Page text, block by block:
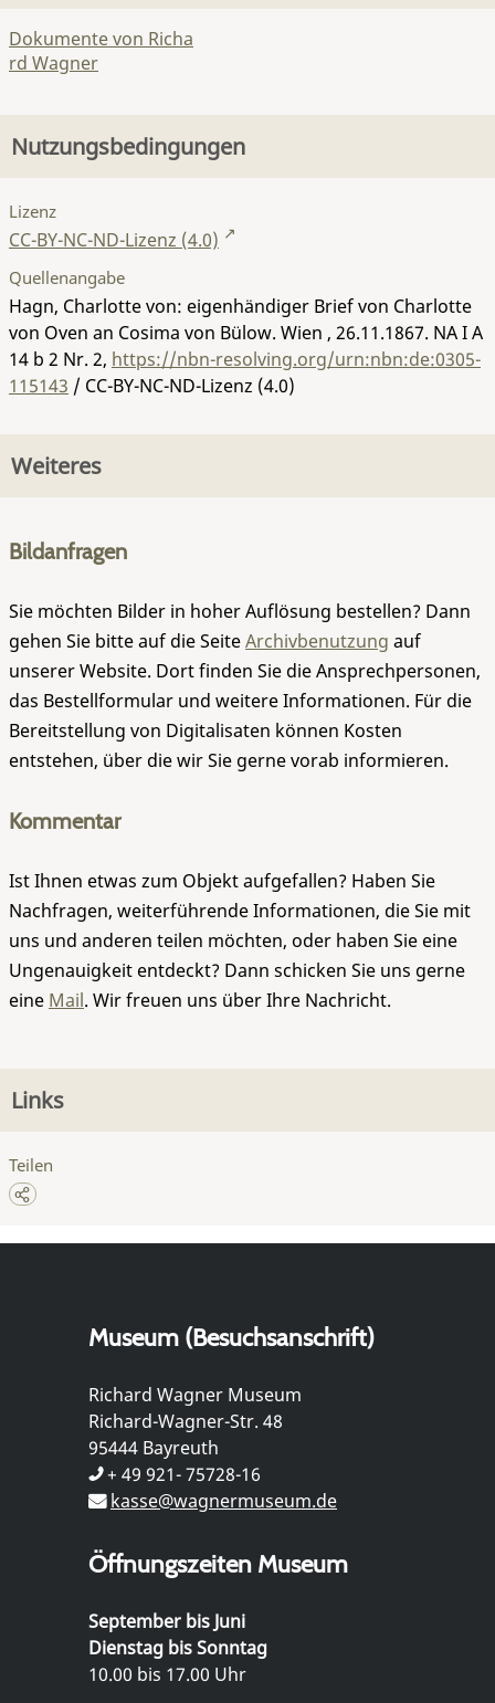
Dokumente von Richa
rd Wagner
Nutzungsbedingungen
Lizenz
CC-BY-NC-ND-Lizenz (4.0)
Quellenangabe
Hagn, Charlotte von: eigenhändiger Brief von Charlotte
von Oven an Cosima von Bülow. Wien , 26.11.1867. NA I A
14 b 2 Nr. 2, https://nbn-resolving.org/urn:nbn:de:0305-
115143 / CC-BY-NC-ND-Lizenz (4.0)
Weiteres
Bildanfragen
Sie möchten Bilder in hoher Auflösung bestellen? Dann
gehen Sie bitte auf die SeiteArchivbenutzung auf
unserer Website. Dort finden Sie die Ansprechpersonen,
das Bestellformular und weitere Informationen. Für die
Bereitstellung von Digitalisaten können Kosten
entstehen, über die wir Sie gerne vorab informieren.
Kommentar
Ist Ihnen etwas zum Objekt aufgefallen? Haben Sie
Nachfragen, weiterführende Informationen, die Sie mit
uns und anderen teilen möchten, oder haben Sie eine
Ungenauigkeit entdeckt? Dann schicken Sie uns gerne
eine Mail. Wir freuen uns über Ihre Nachricht.
Links
Teilen
Museum (Besuchsanschrift)
Richard Wagner Museum
Richard-Wagner-Str. 48
95444 Bayreuth
+ 49 921- 75728-16
kasse@wagnermuseum.de
Öffnungszeiten Museum
September bis Juni
Dienstag bis Sonntag
10.00 bis 17.00 Uhr